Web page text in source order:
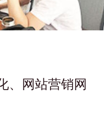
、网站营销网